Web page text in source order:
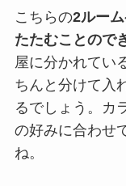
こちらの2ルー
たたむことので
屋に分かれてい
ちんと分けて入
るでしょう。カ
の好みに合わせ
ね。